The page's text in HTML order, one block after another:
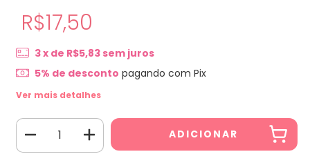
R$17,50
3x de R$5,83 sem juros
5% de desconto pagando com Pix
Ver mais detalhes